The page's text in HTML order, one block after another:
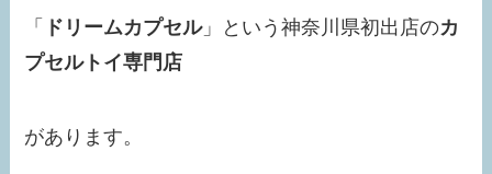
「 ドリームカプセル」という神奈川県初出店のカ
プセルトイ専門店
があります。